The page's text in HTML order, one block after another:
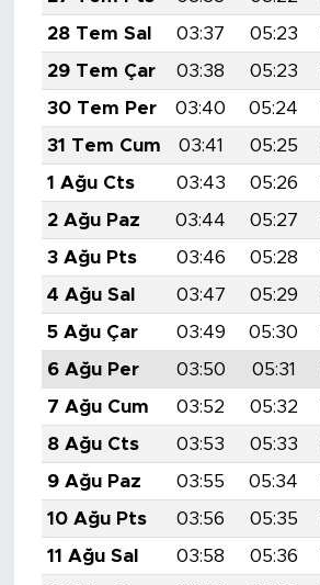
28 Tem Sal
03:37 05:23
29 Tem Çar
03:38 05:23
30 Tem Per
03:40 05:24
31 Tem Cum
03:41 05:25
1 Ağu Cts
03:43 05:26
2 Ağu Paz
03:44 05:27
3 Ağu Pts
03:46 05:28
4 Ağu Sal
03:47 05:29
5 Ağu Çar
03:49 05:30
6 Ağu Per
03:50 05:31
7 Ağu Cum
03:52 05:32
8 Ağu Cts
03:53 05:33
9 Ağu Paz
03:55 05:34
10 Ağu Pts
03:56 05:35
11 Ağu Sal
03:58 05:36
MEDYA KÖŞESİ
FOTO GALERİ
VİDEOLAR
ALINTI YAZARLAR
SOSYAL MEDYA